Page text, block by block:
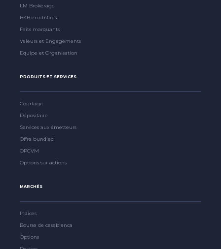
LM Brokerage
BKB en chiffres
Faits marquants
Valeurs et Engagements
Equipe et Organisation
PRODUITS ET SERVICES
Courtage
Dépositaire
Services aux émetteurs
Offre bundled
OPCVM
Options sur actions
MARCHÉS
Indices
Bourse de casablanca
Options